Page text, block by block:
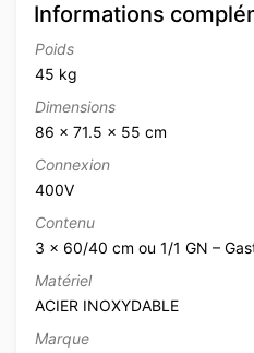
Informations
Poids
45 kg
Dimensions
86 × 71.5 × 55 cm
Connexion
400V
Contenu
3 x 60/40 cm ou 1/1 GN –
Matériel
ACIER INOXYDABLE
Marque